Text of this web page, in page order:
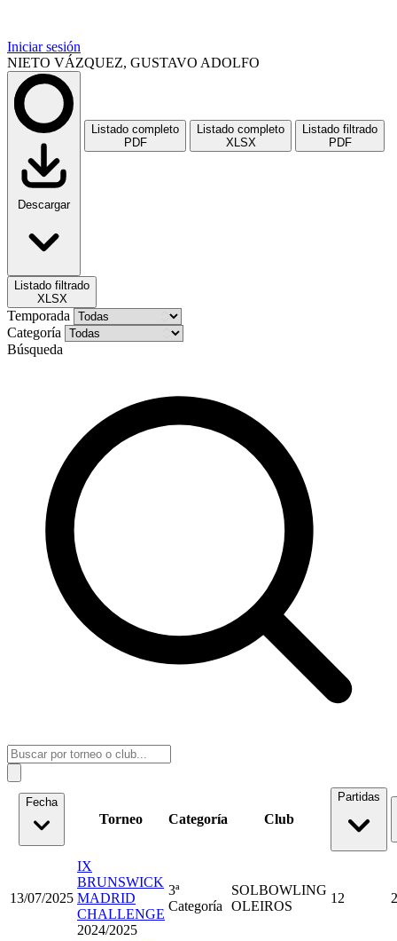
Iniciar sesión
NIETO VÁZQUEZ, GUSTAVO ADOLFO
Descargar
Listado completo
PDF
Listado completo
XLSX
Listado filtrado
PDF
Listado filtrado
XLSX
Temporada
Categoría
Búsqueda
Fecha
Torneo Categoría Club
Partidas
13/07/2025
IX
BRUNSWICK
MADRID
CHALLENGE
2024/2025
3ª
Categoría
SOLBOWLING
OLEIROS
12